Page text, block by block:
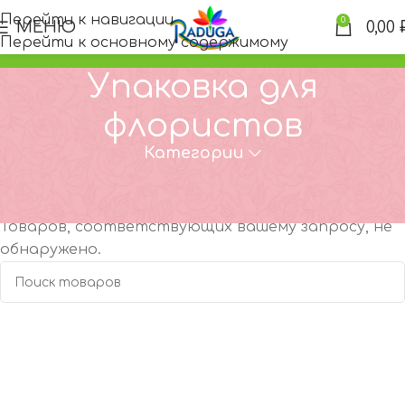
Перейти к навигации
Перейти к основному содержимому
МЕНЮ 0 0,00
Упаковка для
флористов
Категории
Товаров, соответствующих вашему запросу, не
обнаружено.